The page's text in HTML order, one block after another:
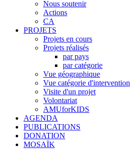
Nous soutenir
Actions
CA
PROJETS
Projets en cours
Projets réalisés
par pays
par catégorie
Vue géographique
Vue catégorie d'intervention
Visite d'un projet
Volontariat
AMUforKIDS
AGENDA
PUBLICATIONS
DONATION
MOSAÏK